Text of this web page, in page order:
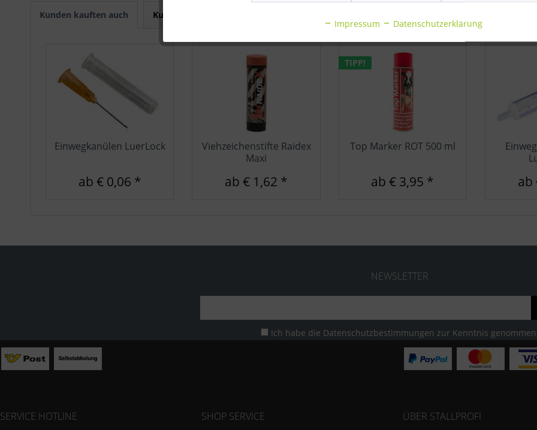
Kunden kauften auch Kunden haben sich ebenfalls angesehen
Einwegkanülen LuerLock
ab € 0,06 *
Viehzeichenstifte Raidex
Maxi
ab € 1,62 *
TIPP!
Top Marker ROT 500 ml
ab € 3,95 * ab
NEWSLETTER
Ich habe die Datenschutzbestimmungen zur Kenntnis
SERVICE HOTLINE SHOP SERVICE ÜBER STALLPROFI
Impressum Datenschutzerklärung